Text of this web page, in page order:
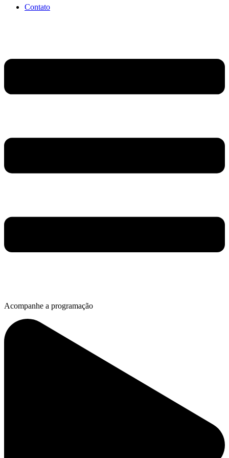
Contato
Acompanhe a programação